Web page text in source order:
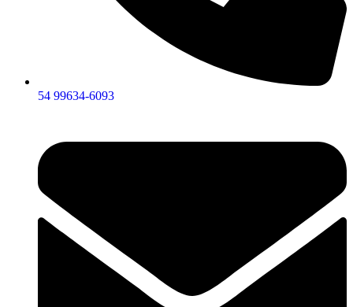
54 99634‑6093‬